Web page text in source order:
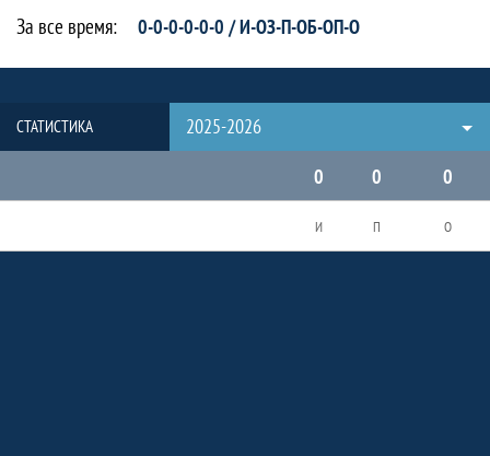
За все время: 0-0-0-0-0-0 / И-ОЗ-П-ОБ-ОП-О
СТАТИСТИКА
2025-2026
0
0 0
И П О